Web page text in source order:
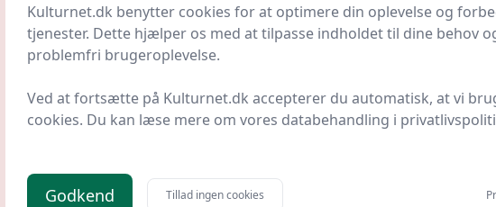
Fiskars - Fjerkræsaks -
Essential - 23 Cm
Gucca.dk Bedste pris
199,95 kr. Til butik
Fiskars - Classic
Køkkensaks - 18 Cm
199,95 kr.
Kulturnet.dk benytter cookies for at optimere din oplevelse og
tjenester. Dette hjælper os med at tilpasse indholdet til dine behov
problemfri brugeroplevelse.
Ved at fortsætte på Kulturnet.dk accepterer du automatisk, at vi
cookies. Du kan læse mere om vores databehandling i
Godkend Tillad ingen cookies